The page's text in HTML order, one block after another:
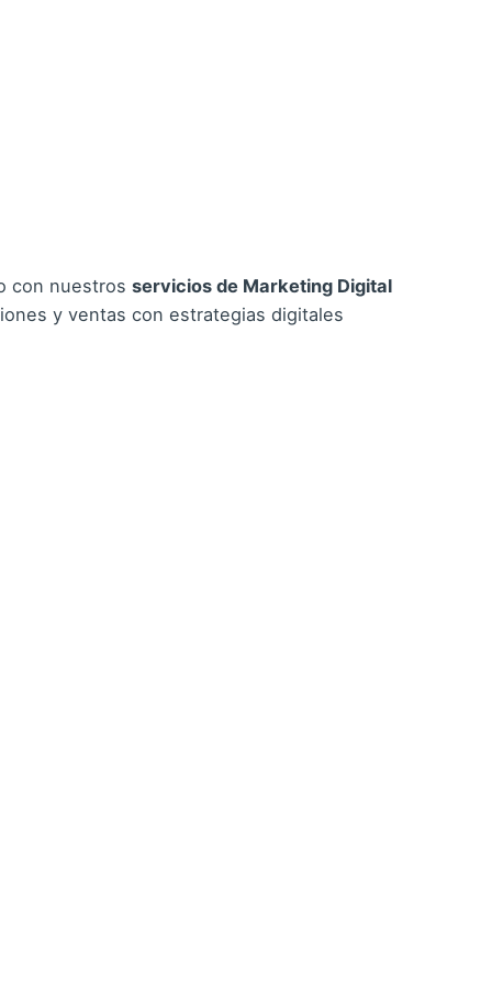
con nuestros servicios de Marketing Digital
y ventas con estrategias digitales